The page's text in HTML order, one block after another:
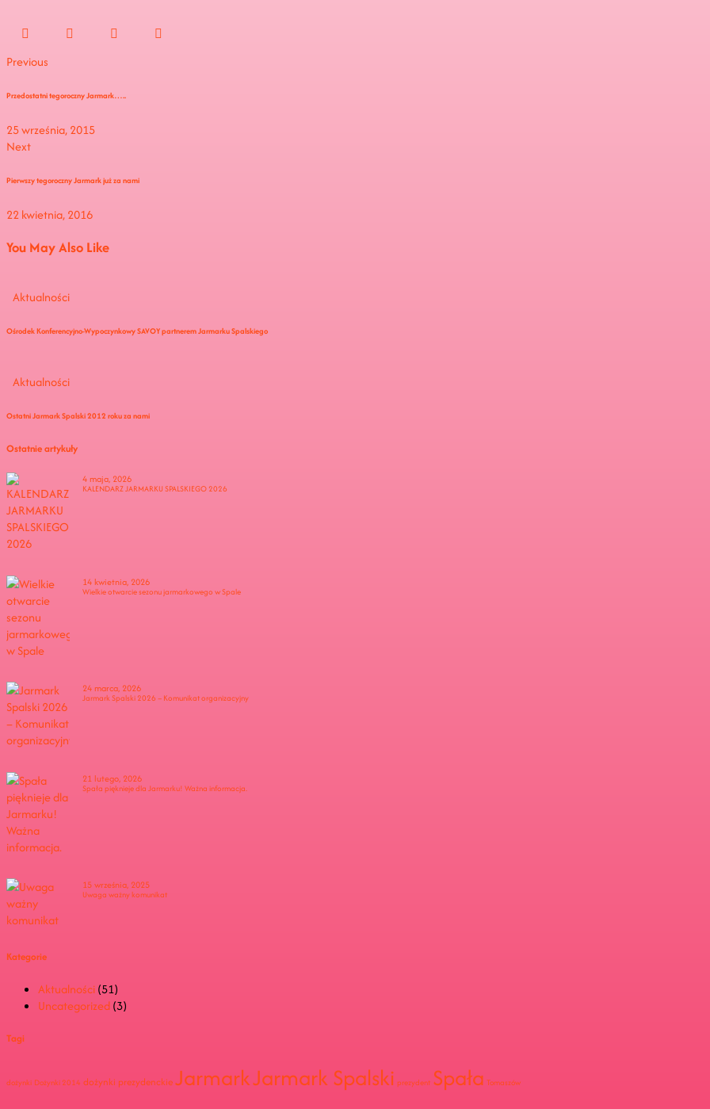
Previous
Przedostatni tegoroczny Jarmark…..
25 września, 2015
Next
Pierwszy tegoroczny Jarmark już za nami
22 kwietnia, 2016
You May Also Like
Aktualności
Ośrodek Konferencyjno-Wypoczynkowy SAVOY partnerem Jarmarku Spalskiego
Aktualności
Ostatni Jarmark Spalski 2012 roku za nami
Ostatnie artykuły
4 maja, 2026
KALENDARZ JARMARKU SPALSKIEGO 2026
14 kwietnia, 2026
Wielkie otwarcie sezonu jarmarkowego w Spale
24 marca, 2026
Jarmark Spalski 2026 – Komunikat organizacyjny
21 lutego, 2026
Spała pięknieje dla Jarmarku! Ważna informacja.
15 września, 2025
Uwaga ważny komunikat
Kategorie
Aktualności(51)
Uncategorized(3)
Tagi
dożynki Dożynki 2014 dożynki prezydenckieJarmarkJarmark Spalski prezydent Spała Tomaszów